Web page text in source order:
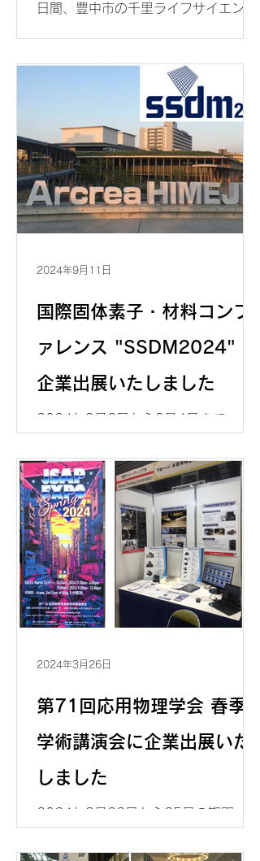
日間、豊中市の千里ライフサイエンス
NANOTS2024の商業展示に参加いた
しました。弊社は今後も、シンポジウ
ムの主題である、材料・デバイスのテ
スティング技術に貢献できるよう、...
国際固体素子・材料コンフ
ァレンス "SSDM2024" に
企業出展いたしました
2024年9月2日から9月4日まで、 ア
ョンセンター） で行われた国際固体素
子・材料コンファレンス
"SSDM2024" に企業出展し、高温チ
ャックやマイクロポジショナーなど
Signatone社の優れた製品をご紹介を
させていただきました。
2024年9月11日
第71回応用物理学会 春季
学術講演会に企業出展いた
しました
2024年3月22日から25日の期間、東
された「第71回応用物理学会 春季学
2024年3月26日